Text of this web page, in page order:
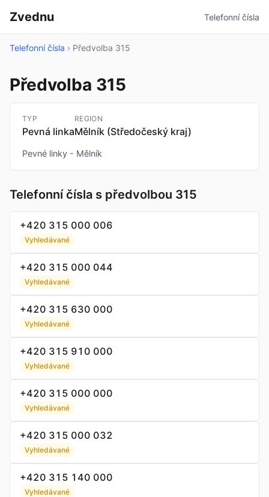
Zvednu Telefonní čísla
Telefonní čísla › Předvolba 315
Předvolba 315
TYP
Pevná linka
REGION
Mělník (Středočeský kraj)
Pevné linky - Mělník
Telefonní čísla s předvolbou 315
+420 315 000 006
Vyhledávané
+420 315 000 044
Vyhledávané
+420 315 630 000
Vyhledávané
+420 315 910 000
Vyhledávané
+420 315 000 000
Vyhledávané
+420 315 000 032
Vyhledávané
+420 315 140 000
Vyhledávané